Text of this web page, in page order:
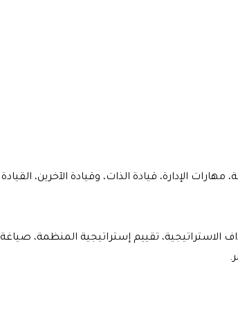
الإدارة، قيادة الذات، وقيادة الآخرين، القيادة
الاستراتيجية، تقييم إستراتيجية المنظمة، صياغة